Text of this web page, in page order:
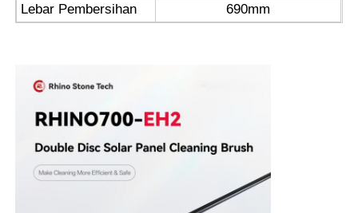
Lebar Pembersihan
690mm